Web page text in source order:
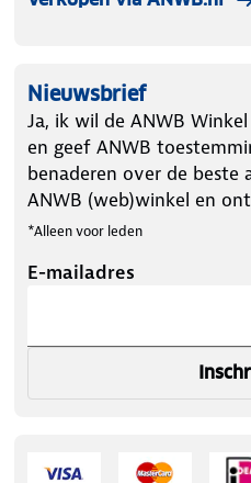
Nieuwsbrief
Ja, ik wil de ANWB
en geef ANWB
benaderen over de beste
ANWB (web)winkel en
*Alleen voor leden
E-mailadres